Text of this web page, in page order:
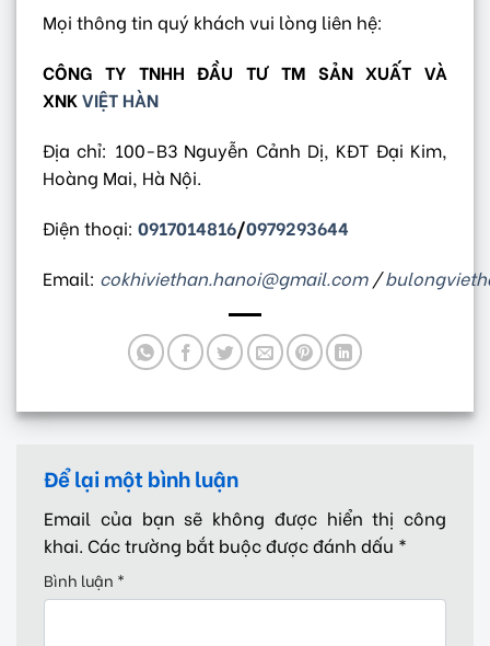
Mọi thông tin quý khách vui lòng liên hệ:
CÔNG TY TNHH ĐẦU TƯ TM SẢN XUẤT VÀ
XNKVIỆT HÀN
Địa chỉ: 100-B3 Nguyễn Cảnh Dị, KĐT Đại Kim,
Hoàng Mai, Hà Nội.
Điện thoại: 0917014816/0979293644
Email: cokhiviethan.hanoi@gmail.com/
Để lại một bình luận
Email của bạn sẽ không được hiển thị công
khai. Các trường bắt buộc được đánh dấu *
Bình luận *